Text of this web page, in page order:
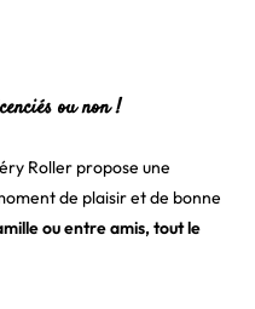
ou non !
Roller propose une
de plaisir et de bonne
ou entre amis, tout le